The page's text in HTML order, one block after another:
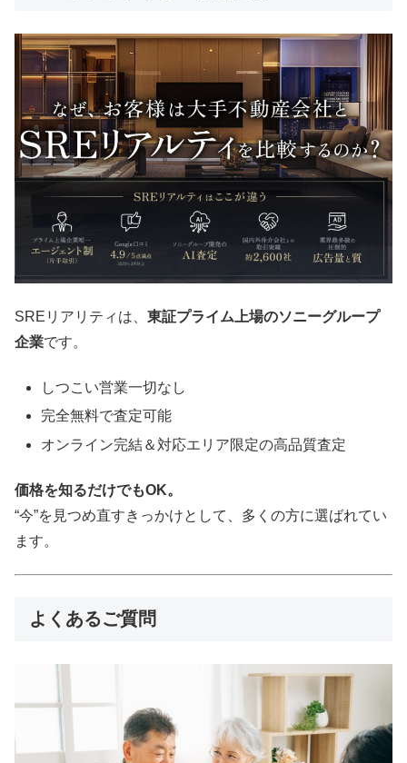
SREリアリティは、 東証プライム上場のソニーグループ
企業です。
しつこい営業一切なし
完全無料で査定可能
オンライン完結＆対応エリア限定の高品質査定
価格を知るだけでもOK。
“今”を見つめ直すきっかけとして、多くの方に選ばれてい
ます。
よくあるご質問